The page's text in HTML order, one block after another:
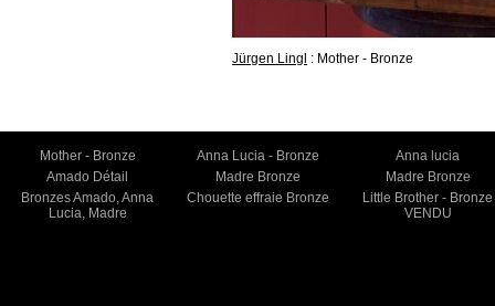
Jürgen Lingl : Mother - Bronze
Mother - Bronze Anna Lucia - Bronze
Anna lucia
Amado Détail
Madre Bronze
Madre Bronze
Bronzes Amado, Anna
Lucia, Madre
Chouette effraie Bronze
Little Brother - Bronze
VENDU